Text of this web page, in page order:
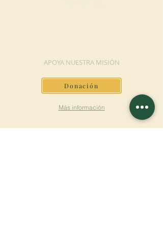
APOYA NUESTRA MISIÓN
Donación
Más información